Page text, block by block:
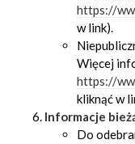
https://
w link).
Więcej
https://
kliknąć w
Informacje
Do